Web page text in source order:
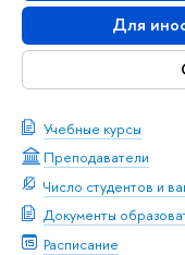
Для
Учебные курсы
Преподаватели
Число студентов и
Документы
Расписание